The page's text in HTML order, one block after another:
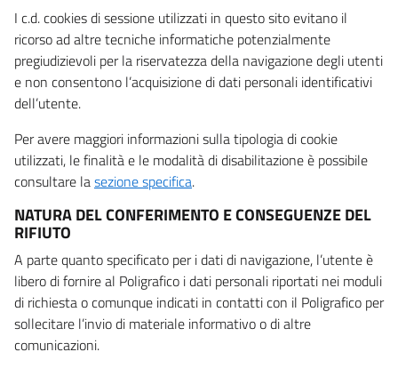
I c.d. cookies di sessione utilizzati in questo sito evitano il
ricorso ad altre tecniche informatiche potenzialmente
pregiudizievoli per la riservatezza della navigazione degli utenti
e non consentono l’acquisizione di dati personali identificativi
dell’utente.
Per avere maggiori informazioni sulla tipologia di cookie
utilizzati, le finalità e le modalità di disabilitazione è possibile
consultare lasezione specifica.
NATURA DEL CONFERIMENTO E CONSEGUENZE DEL
RIFIUTO
A parte quanto specificato per i dati di navigazione, l’utente è
libero di fornire al Poligrafico i dati personali riportati nei moduli
di richiesta o comunque indicati in contatti con il Poligrafico per
sollecitare l’invio di materiale informativo o di altre
comunicazioni.